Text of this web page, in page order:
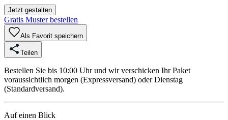
Jetzt gestalten
Gratis Muster bestellen
Als Favorit speichern
Teilen
Bestellen Sie bis 10:00 Uhr und wir verschicken Ihr Paket
voraussichtlich morgen (Expressversand) oder Dienstag
(Standardversand).
Auf einen Blick